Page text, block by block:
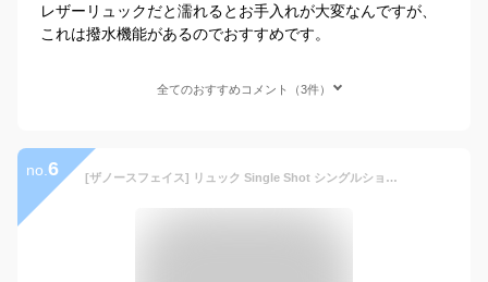
レザーリュックだと濡れるとお手入れが大変なんですが、
これは撥水機能があるのでおすすめです。
全てのおすすめコメント（3件）
no. 6 [ザノースフェイス] リュック Single Shot シングルショット NM72303 ユニセックス ブラック ONE SIZE